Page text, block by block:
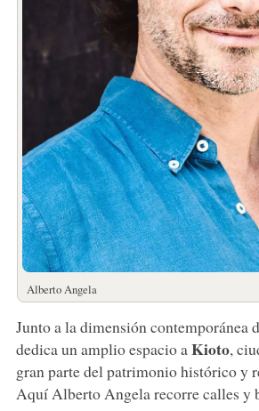
Alberto Angela
Junto a la dimensión contemporánea
dedica un amplio espacio aKioto,
gran parte del patrimonio histórico y
Aquí Alberto Angela recorre calles y